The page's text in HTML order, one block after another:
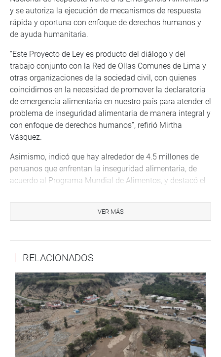
y se autoriza la ejecución de mecanismos de respuesta
rápida y oportuna con enfoque de derechos humanos y
de ayuda humanitaria.
“Este Proyecto de Ley es producto del diálogo y del
trabajo conjunto con la Red de Ollas Comunes de Lima y
otras organizaciones de la sociedad civil, con quienes
coincidimos en la necesidad de promover la declaratoria
de emergencia alimentaria en nuestro país para atender el
problema de inseguridad alimentaria de manera integral y
con enfoque de derechos humanos”, refirió Mirtha
Vásquez.
Asimismo, indicó que hay alrededor de 4.5 millones de
peruanos que enfrentan la inseguridad alimentaria, de
acuerdo al Programa Mundial de Alimentos, y destacó el
comunes como estrategias comunitarias y de
autogestión para enfrentar el hambre en medio de la
marco jurídico que habilite el trabajo coordinado entre
diferentes instituciones y niveles de gobierno para realizar
acciones de apoyo alimentario en situaciones de desastre
o extrema necesidad por razones económicas o
sanitarias.
“Una declaratoria de emergencia debe reconocer además
las necesidades particulares de asistencia y alimentación
de diversas poblaciones en situación de vulnerabilidad,
VER MÁS
RELACIONADOS